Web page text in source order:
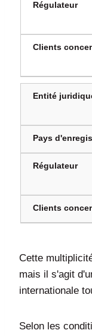
Cette
mais il s'agit
internationale
Selon les